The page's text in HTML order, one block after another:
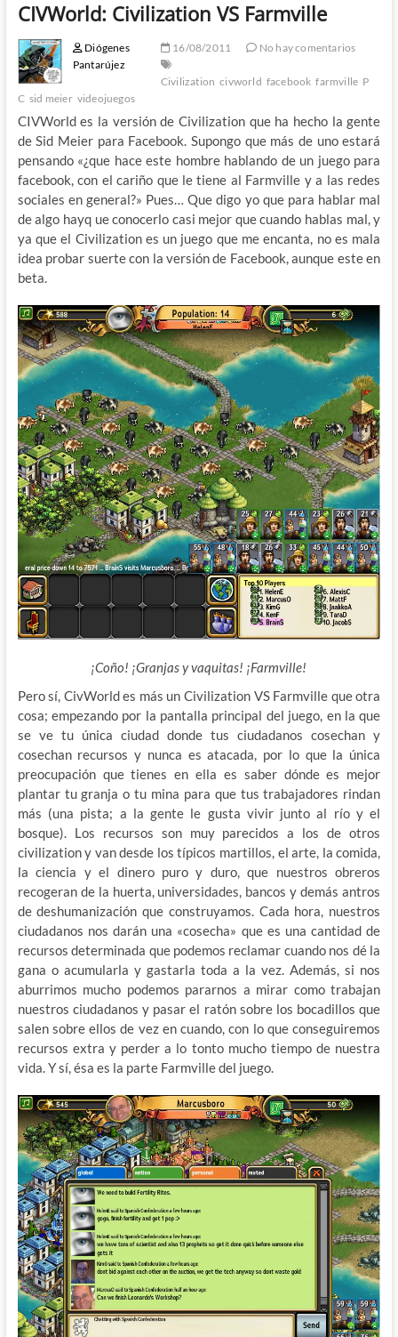
CIVWorld: Civilization VS Farmville
Diógenes
Pantarújez
16/08/2011 No hay comentarios
Civilization civworld facebook farmville P
C sid meier videojuegos
CIVWorld es la versión de Civilization que ha hecho la gente
de Sid Meier para Facebook. Supongo que más de uno estará
pensando «¿que hace este hombre hablando de un juego para
facebook, con el cariño que le tiene al Farmville y a las redes
sociales en general?» Pues… Que digo yo que para hablar mal
de algo hayq ue conocerlo casi mejor que cuando hablas mal, y
ya que el Civilization es un juego que me encanta, no es mala
idea probar suerte con la versión de Facebook, aunque este en
beta.
¡Coño! ¡Granjas y vaquitas! ¡Farmville!
Pero sí, CivWorld es más un Civilization VS Farmville que otra
cosa; empezando por la pantalla principal del juego, en la que
se ve tu única ciudad donde tus ciudadanos cosechan y
cosechan recursos y nunca es atacada, por lo que la única
preocupación que tienes en ella es saber dónde es mejor
plantar tu granja o tu mina para que tus trabajadores rindan
más (una pista; a la gente le gusta vivir junto al río y el
bosque). Los recursos son muy parecidos a los de otros
civilization y van desde los típicos martillos, el arte, la comida,
la ciencia y el dinero puro y duro, que nuestros obreros
recogeran de la huerta, universidades, bancos y demás antros
de deshumanización que construyamos. Cada hora, nuestros
ciudadanos nos darán una «cosecha» que es una cantidad de
recursos determinada que podemos reclamar cuando nos dé la
gana o acumularla y gastarla toda a la vez. Además, si nos
aburrimos mucho podemos pararnos a mirar como trabajan
nuestros ciudadanos y pasar el ratón sobre los bocadillos que
salen sobre ellos de vez en cuando, con lo que conseguiremos
recursos extra y perder a lo tonto mucho tiempo de nuestra
vida. Y sí, ésa es la parte Farmville del juego.